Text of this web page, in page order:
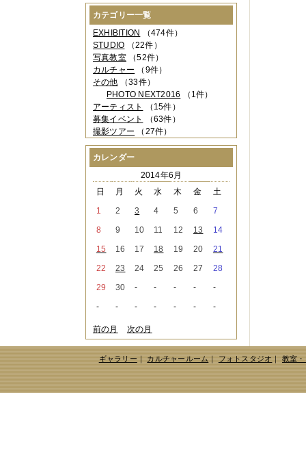
2022年09月（2件）
2022年08月
（3件）
2022年07月（3件）
2022年05月（4件）
2022年04月（2件）
2022年03月
（5件）
2022年02月（3件）
2022年01月（3件）
2021年12月（2件）
2021年11月（3件）
2021年10月
（1件）
2021年08月
2021年07月（1件）
（3件）
2021年05月（2件）
2021年03月（3件）
2021年02月 （1件）
2020年12月 （3件）
2020年11月（6件）
2020年09月
（5件）
2020年06月（2件）
2020年04月（4件）
2020年03月（9件）
2020年02月（3件）
2020年01月（5件）
2019年12月（3件）
カテゴリー一覧
EXHIBITION （474件）
STUDIO （22件）
写真教室（52件）
カルチャー （9件）
その他 （33件）
PHOTO NEXT2016 （1件）
アーティスト
（15件）
募集イベント
（63件）
撮影ツアー （27件）
カレンダー
2014年6月
日
月 火 水 木 金
土
1
2 3 4 5 6
7
8
9 10 11 12 13
14
15
16 17 18 19 20
21
22
23 24 25 26 27
28
29
30 - - - -
-
-
- - - - - -
前の月 次の月
ギャラリー｜ カルチャールーム｜ フォトスタジオ｜ 教室